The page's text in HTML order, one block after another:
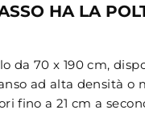
HA LA
da 70 x 190 cm,
ad alta densità o
fino a 21 cm a